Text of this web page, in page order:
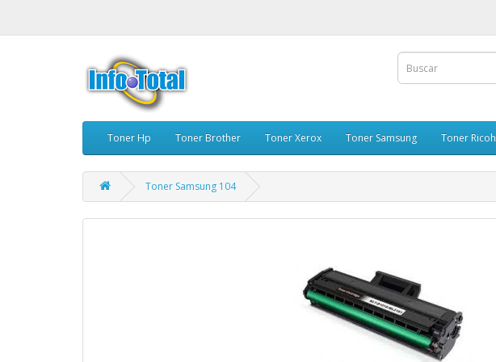
Toner Hp Toner Brother Toner Xerox Toner Samsung Toner Ricoh
Toner Samsung 104